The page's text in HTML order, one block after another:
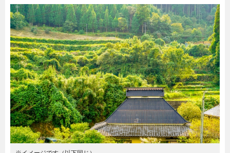
グルメ スキル
暮らし エンタメ
連載一覧